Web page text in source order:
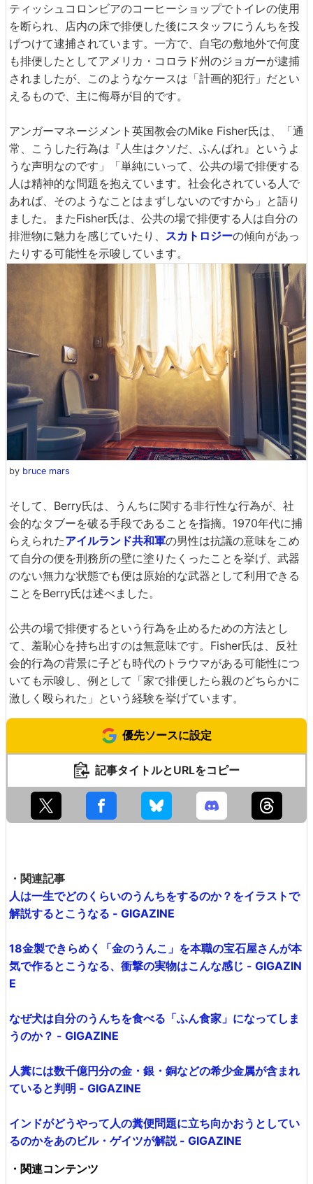
ティッシュコロンビアのコーヒーショップでトイレの使用
を断られ、店内の床で排便した後にスタッフにうんちを投
げつけて逮捕されています。一方で、自宅の敷地外で何度
も排便したとしてアメリカ・コロラド州のジョガーが逮捕
されましたが、このようなケースは「計画的犯行」だとい
えるもので、主に侮辱が目的です。
アンガーマネージメント英国教会のMike Fisher氏は、「通
常、こうした行為は『人生はクソだ、ふんばれ』というよ
うな声明なのです」「単純にいって、公共の場で排便する
人は精神的な問題を抱えています。社会化されている人で
あれば、そのようなことはまずしないのですから」と語り
ました。またFisher氏は、公共の場で排便する人は自分の
排泄物に魅力を感じていたり、 スカトロジーの傾向があっ
たりする可能性を示唆しています。
by bruce mars
そして、Berry氏は、うんちに関する非行性な行為が、社
会的なタブーを破る手段であることを指摘。1970年代に捕
らえられたアイルランド共和軍の男性は抗議の意味をこめ
て自分の便を刑務所の壁に塗りたくったことを挙げ、武器
のない無力な状態でも便は原始的な武器として利用できる
ことをBerry氏は述べました。
公共の場で排便するという行為を止めるための方法とし
て、羞恥心を持ち出すのは無意味です。Fisher氏は、反社
会的行為の背景に子ども時代のトラウマがある可能性につ
いても示唆し、例として「家で排便したら親のどちらかに
激しく殴られた」という経験を挙げています。
優先ソースに設定
記事タイトルとURLをコピー
・関連記事
人は一生でどのくらいのうんちをするのか？をイラストで
解説するとこうなる - GIGAZINE
18金製できらめく「金のうんこ」を本職の宝石屋さんが本
気で作るとこうなる、衝撃の実物はこんな感じ - GIGAZIN
E
なぜ犬は自分のうんちを食べる「ふん食家」になってしま
うのか？ - GIGAZINE
人糞には数千億円分の金・銀・銅などの希少金属が含まれ
ていると判明 - GIGAZINE
インドがどうやって人の糞便問題に立ち向かおうとしてい
るのかをあのビル・ゲイツが解説 - GIGAZINE
・関連コンテンツ